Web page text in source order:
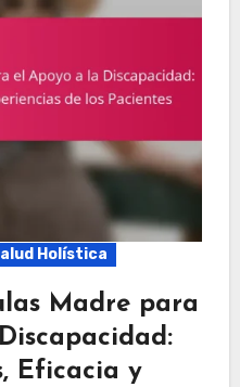
Holística
Madre para
Eficacia y